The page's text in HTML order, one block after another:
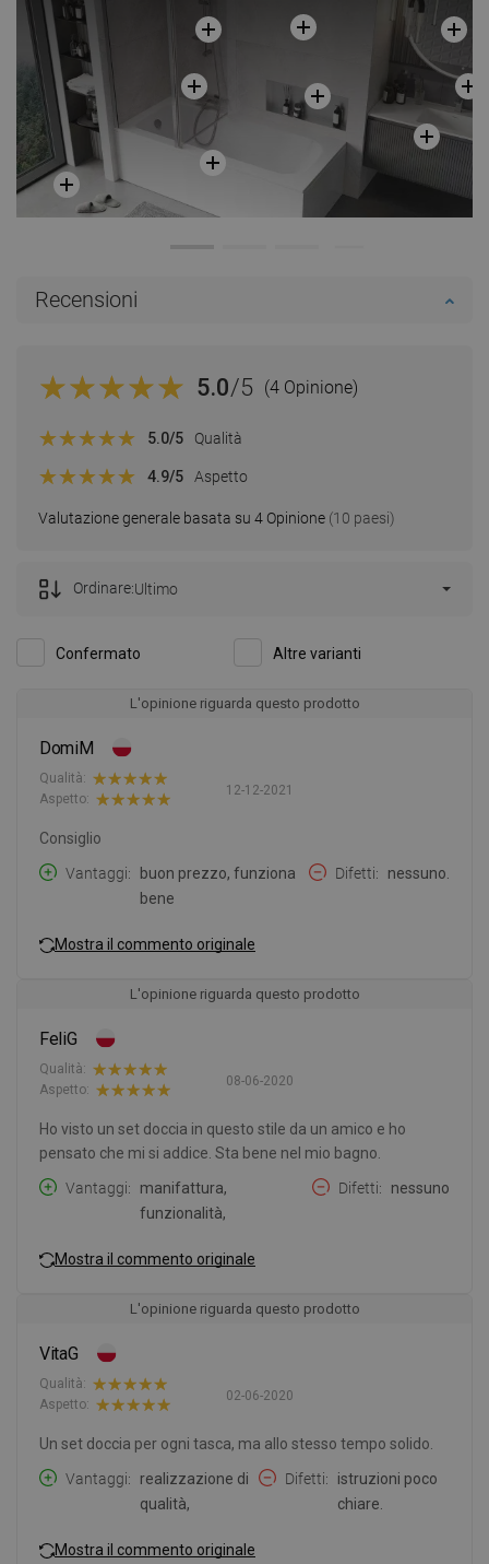
Recensioni
5.0/5 (4 Opinione)
Valutazione generale basata su 4 Opinione (10 paesi)
5.0/5 Qualità
4.9/5 Aspetto
Confermato Altre varianti
Ordinare:Ultimo
L'opinione riguarda questo prodotto
DomiM
12-12-2021
Qualità:
Aspetto:
Consiglio
Vantaggi
buon prezzo, funziona
bene
Difetti nessuno.
Mostra il commento originale
L'opinione riguarda questo prodotto
FeliG
08-06-2020
Qualità:
Aspetto:
Ho visto un set doccia in questo stile da un amico e ho
pensato che mi si addice. Sta bene nel mio bagno.
Vantaggi
manifattura,
funzionalità,
Difetti nessuno
Mostra il commento originale
L'opinione riguarda questo prodotto
VitaG
02-06-2020
Qualità:
Aspetto:
Un set doccia per ogni tasca, ma allo stesso tempo solido.
Vantaggi
realizzazione di
qualità,
Difetti
istruzioni poco
chiare.
Mostra il commento originale